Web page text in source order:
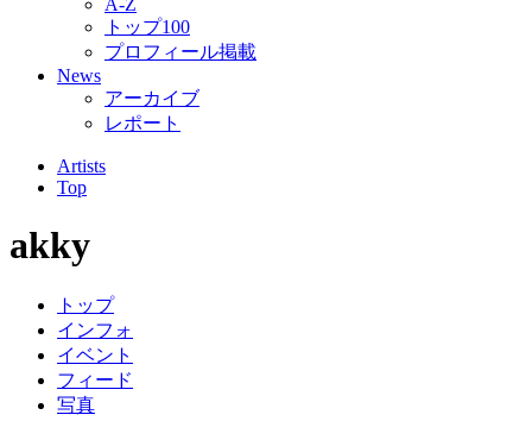
A-Z
トップ100
プロフィール掲載
News
アーカイブ
レポート
Artists
Top
akky
トップ
インフォ
イベント
フィード
写真